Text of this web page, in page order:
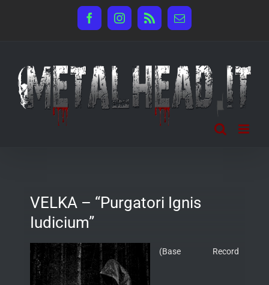
FacebookInstagram
Rss Email
VELKA – “Purgatori Ignis
Iudicium”
(Base Record